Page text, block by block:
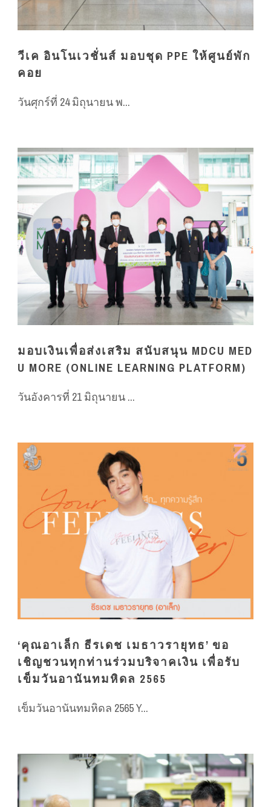
วีเค อินโนเวชั่นส์ มอบชุด PPE ให้ศูนย์พัก
คอย
วันศุกร์ที่ 24 มิถุนายน พ...
มอบเงินเพื่อส่งเสริม สนับสนุน MDCU MED
U MORE (ONLINE LEARNING PLATFORM)
วันอังคารที่ 21 มิถุนายน ...
‘คุณอาเล็ก ธีรเดช เมธาวรายุทธ’ ขอ
เชิญชวนทุกท่านร่วมบริจาคเงิน เพื่อรับ
เข็มวันอานันทมหิดล 2565
เข็มวันอานันทมหิดล 2565 Y...